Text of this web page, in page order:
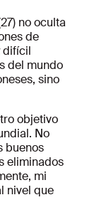
no oculta
de
difícil
del mundo
sino
objetivo
No
buenos
eliminados
mi
nivel que